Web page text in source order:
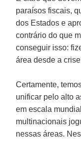
paraísos fiscais,
dos Estados e
contrário do que
conseguir isso:
área desde a
Certamente,
unificar pelo alto
em escala
multinacionais
nessas áreas.